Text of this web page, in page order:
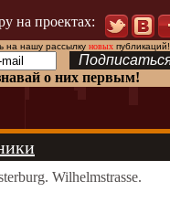
на проектах:
на нашу рассылку новыхпубликаций!
о них первым!
Wilhelmstrasse.